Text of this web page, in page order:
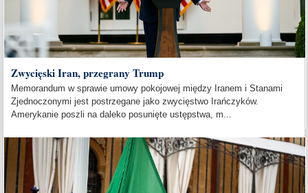
Zwycięski Iran, przegrany Trump
Memorandum w sprawie umowy pokojowej między Iranem i Stanami
Zjednoczonymi jest postrzegane jako zwycięstwo Irańczyków.
Amerykanie poszli na daleko posunięte ustępstwa, m...